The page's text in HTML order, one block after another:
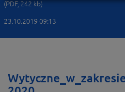
(PDF, 242 kb)
23.10.2019 09:13